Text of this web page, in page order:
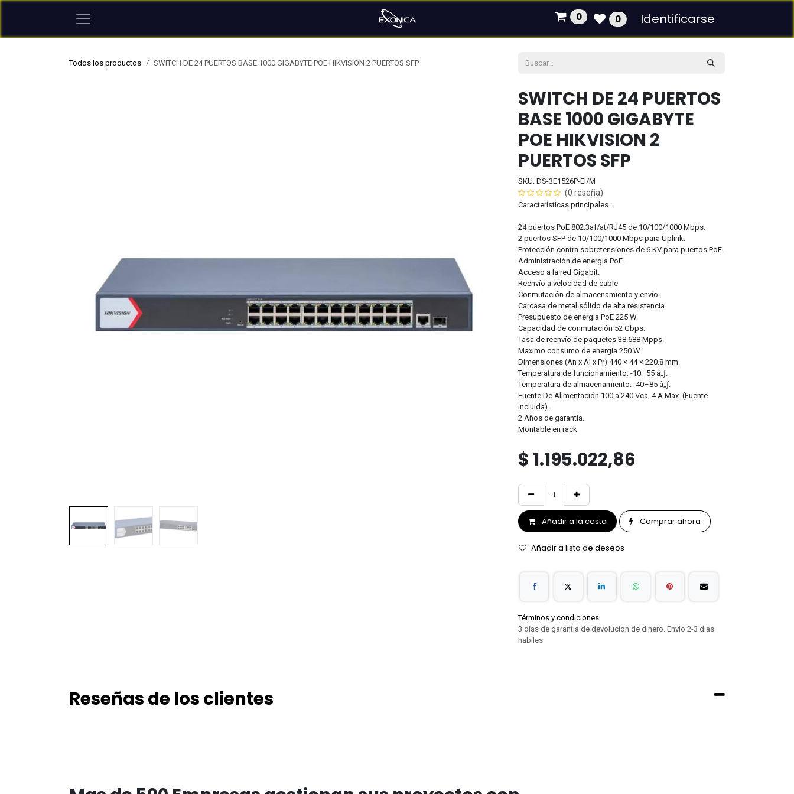
Ir al contenido
0 0 Identificarse
Todos los productos SWITCH DE 24 PUERTOS BASE 1000 GIGABYTE POE HIKVISION 2 PUERTOS SFP
SWITCH DE 24 PUERTOS
BASE 1000 GIGABYTE
POE HIKVISION 2
PUERTOS SFP
SKU: DS-3E1526P-EI/M
(0 reseña)
Características principales :
24 puertos PoE 802.3af/at/RJ45 de 10/100/1000 Mbps.
2 puertos SFP de 10/100/1000 Mbps para Uplink.
Protección contra sobretensiones de 6 KV para puertos PoE.
Administración de energía PoE.
Acceso a la red Gigabit.
Reenvío a velocidad de cable
Conmutación de almacenamiento y envío.
Carcasa de metal sólido de alta resistencia.
Presupuesto de energía PoE 225 W.
Capacidad de conmutación 52 Gbps.
Tasa de reenvío de paquetes 38.688 Mpps.
Maximo consumo de energia 250 W.
Dimensiones (An x Al x Pr) 440 × 44 × 220.8 mm.
Temperatura de funcionamiento: -10–55 â„ƒ.
Temperatura de almacenamiento: -40–85 â„ƒ.
Fuente De Alimentación 100 a 240 Vca, 4 A Max. (Fuente
incluida).
2 Años de garantía.
Montable en rack
$ 1.195.022,86
Añadir a la cesta Comprar ahora
Añadir a lista de deseos
Términos y condiciones
3 dias de garantia de devolucion de dinero. Envio 2-3 dias
habiles
Reseñas de los clientes